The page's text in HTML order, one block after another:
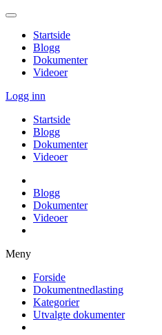
Startside
Blogg
Dokumenter
Videoer
Logg inn
Startside
Blogg
Dokumenter
Videoer
Blogg
Dokumenter
Videoer
Meny
Forside
Dokumentnedlasting
Kategorier
Utvalgte dokumenter